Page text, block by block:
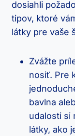
dosiahli​
tipov, ktoré
látky‌ pre vaše
Zvážte⁤
nosiť. Pre
bavlna
udalosti si‍
látky, ‌ako